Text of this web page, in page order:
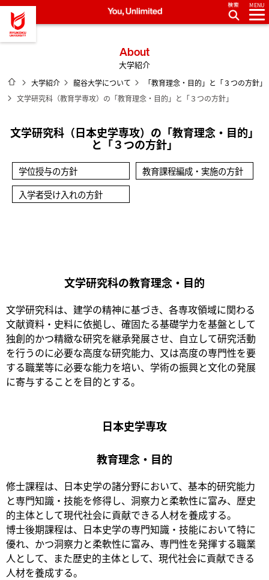
龍谷大学 You, Unlimited
MENU
About
大学紹介
ホーム
大学紹介 龍谷大学について
「教育理念・目的」と「３つの方針」
文学研究科（教育学専攻）の「教育理念・目的」と「３つの方針」
文学研究科（日本史学専攻）の「教育理念・目的」
と「３つの方針」
学位授与の方針
教育課程編成・実施の方針
入学者受け入れの方針
文学研究科の教育理念・目的
文学研究科は、建学の精神に基づき、各専攻領域に関わる
文献資料・史料に依拠し、確固たる基礎学力を基盤として
独創的かつ精緻な研究を継承発展させ、自立して研究活動
を行うのに必要な高度な研究能力、又は高度の専門性を要
する職業等に必要な能力を培い、学術の振興と文化の発展
に寄与することを目的とする。
日本史学専攻
教育理念・目的
修士課程は、日本史学の諸分野において、基本的研究能力
と専門知識・技能を修得し、洞察力と柔軟性に富み、歴史
的主体として現代社会に貢献できる人材を養成する。
博士後期課程は、日本史学の専門知識・技能において特に
優れ、かつ洞察力と柔軟性に富み、専門性を発揮する職業
人として、また歴史的主体として、現代社会に貢献できる
人材を養成する。